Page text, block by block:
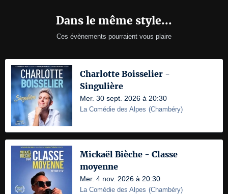
Dans le même style...
Ces évènements pourraient vous plaire
Charlotte Boisselier -
Singulière
Mer. 30 sept. 2026 à 20:30
La Comédie des Alpes (Chambéry)
Mickaël Bièche - Classe
moyenne
Mer. 4 nov. 2026 à 20:30
La Comédie des Alpes (Chambéry)